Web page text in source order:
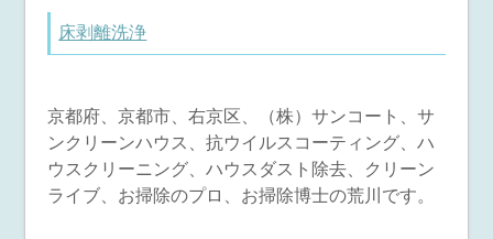
床剥離洗浄
京都府、京都市、右京区、（株）サンコート、サ
ンクリーンハウス、抗ウイルスコーティング、ハ
ウスクリーニング、ハウスダスト除去、クリーン
ライブ、お掃除のプロ、お掃除博士の荒川です。